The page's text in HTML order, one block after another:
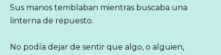
Sus manos temblaban mientras buscaba una
linterna de repuesto.
No podía dejar de sentir que algo, o alguien,